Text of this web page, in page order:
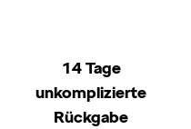
14 Tage
unkomplizierte
Rückgabe